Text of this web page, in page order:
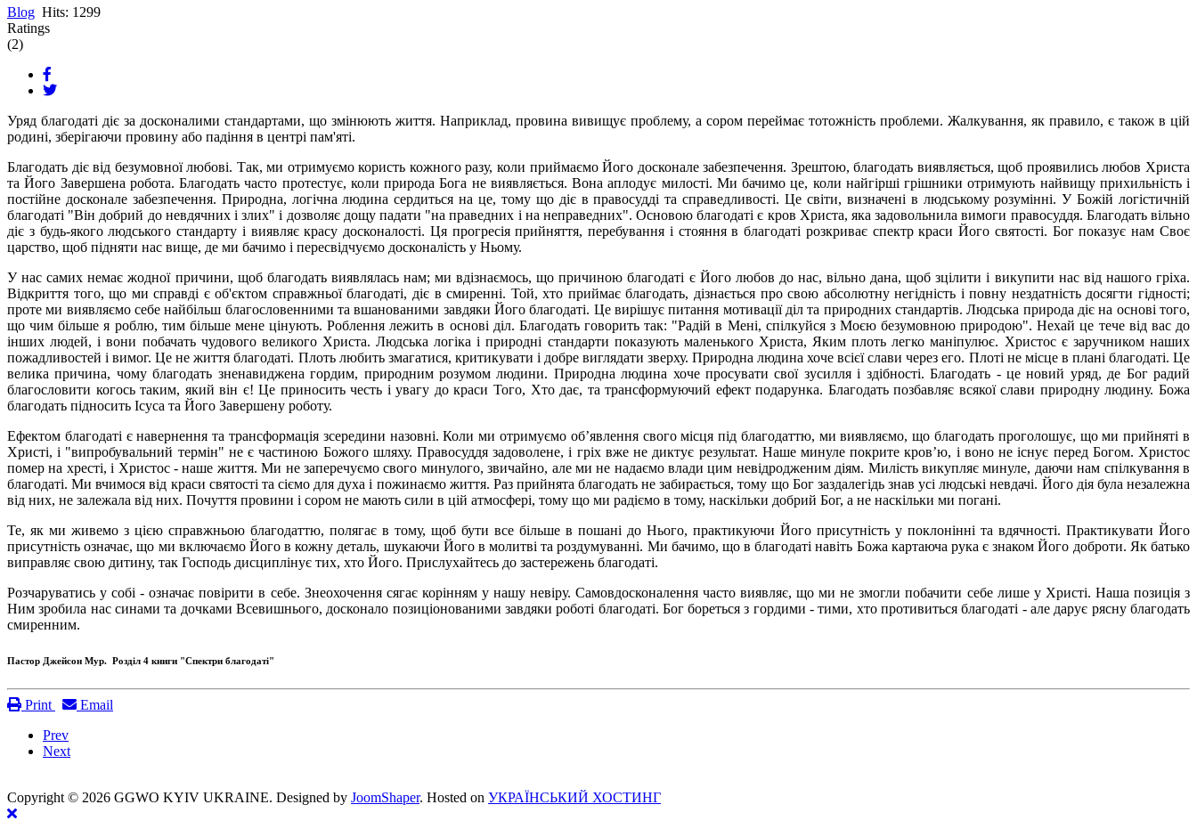
Blog Hits: 1299
Ratings
(2)
Уряд благодаті діє за досконалими стандартами, що змінюють життя. Наприклад, провина вивищує проблему, а сором переймає тотожність проблеми. Жалкування, як правило, є також в цій
родині, зберігаючи провину або падіння в центрі пам'яті.
Благодать діє від безумовної любові. Так, ми отримуємо користь кожного разу, коли приймаємо Його досконале забезпечення. Зрештою, благодать виявляється, щоб проявились любов Христа
та Його Завершена робота. Благодать часто протестує, коли природа Бога не виявляється. Вона аплодує милості. Ми бачимо це, коли найгірші грішники отримують найвищу прихильність і
постійне досконале забезпечення. Природна, логічна людина сердиться на це, тому що діє в правосудді та справедливості. Це світи, визначені в людському розумінні. У Божій логістичній
благодаті "Він добрий до невдячних і злих" і дозволяє дощу падати "на праведних і на неправедних". Основою благодаті є кров Христа, яка задовольнила вимоги правосуддя. Благодать вільно
діє з будь-якого людського стандарту і виявляє красу досконалості. Ця прогресія прийняття, перебування і стояння в благодаті розкриває спектр краси Його святості. Бог показує нам Своє
царство, щоб підняти нас вище, де ми бачимо і пересвідчуємо досконалість у Ньому.
У нас самих немає жодної причини, щоб благодать виявлялась нам; ми вдізнаємось, що причиною благодаті є Його любов до нас, вільно дана, щоб зцілити і викупити нас від нашого гріха.
Відкриття того, що ми справді є об'єктом справжньої благодаті, діє в смиренні. Той, хто приймає благодать, дізнається про свою абсолютну негідність і повну нездатність досягти гідності;
проте ми виявляємо себе найбільш благословенними та вшанованими завдяки Його благодаті. Це вирішує питання мотивації діл та природних стандартів. Людська природа діє на основі того,
що чим більше я роблю, тим більше мене цінують. Роблення лежить в основі діл. Благодать говорить так: "Радій в Мені, спілкуйся з Моєю безумовною природою". Нехай це тече від вас до
інших людей, і вони побачать чудового великого Христа. Людська логіка і природні стандарти показують маленького Христа, Яким плоть легко маніпулює. Христос є заручником наших
пожадливостей і вимог. Це не життя благодаті. Плоть любить змагатися, критикувати і добре виглядати зверху. Природна людина хоче всієї слави через его. Плоті не місце в плані благодаті. Це
велика причина, чому благодать зненавиджена гордим, природним розумом людини. Природна людина хоче просувати свої зусилля і здібності. Благодать - це новий уряд, де Бог радий
благословити когось таким, який він є! Це приносить честь і увагу до краси Того, Хто дає, та трансформуючий ефект подарунка. Благодать позбавляє всякої слави природну людину. Божа
благодать підносить Ісуса та Його Завершену роботу.
Ефектом благодаті є навернення та трансформація зсередини назовні. Коли ми отримуємо об’явлення свого місця під благодаттю, ми виявляємо, що благодать проголошує, що ми прийняті в
Христі, і "випробувальний термін" не є частиною Божого шляху. Правосуддя задоволене, і гріх вже не диктує результат. Наше минуле покрите кров’ю, і воно не існує перед Богом. Христос
помер на хресті, і Христос - наше життя. Ми не заперечуємо свого минулого, звичайно, але ми не надаємо влади цим невідродженим діям. Милість викупляє минуле, даючи нам спілкування в
благодаті. Ми вчимося від краси святості та сіємо для духа і пожинаємо життя. Раз прийнята благодать не забирається, тому що Бог заздалегідь знав усі людські невдачі. Його дія була незалежна
від них, не залежала від них. Почуття провини і сором не мають сили в цій атмосфері, тому що ми радіємо в тому, наскільки добрий Бог, а не наскільки ми погані.
Те, як ми живемо з цією справжньою благодаттю, полягає в тому, щоб бути все більше в пошані до Нього, практикуючи Його присутність у поклонінні та вдячності. Практикувати Його
присутність означає, що ми включаємо Його в кожну деталь, шукаючи Його в молитві та роздумуванні. Ми бачимо, що в благодаті навіть Божа картаюча рука є знаком Його доброти. Як батько
виправляє свою дитину, так Господь дисциплінує тих, хто Його. Прислухайтесь до застережень благодаті.
Розчаруватись у собі - означає повірити в себе. Знеохочення сягає корінням у нашу невіру. Самовдосконалення часто виявляє, що ми не змогли побачити себе лише у Христі. Наша позиція з
Ним зробила нас синами та дочками Всевишнього, досконало позиціонованими завдяки роботі благодаті. Бог бореться з гордими - тими, хто противиться благодаті - але дарує рясну благодать
смиренним.
Пастор Джейсон Мур. Розділ 4 книги "Спектри благодаті"
Print
Email
Prev
Next
Copyright © 2026 GGWO KYIV UKRAINE. Designed by JoomShaper. Hosted on УКРАЇНСЬКИЙ ХОСТИНГ